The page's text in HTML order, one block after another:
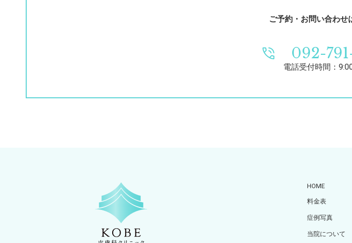
ご予約・お問い合わせ
092-
電話受付時間：
HOME
料金表
症例写真
当院について